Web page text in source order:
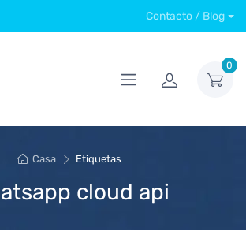
Contacto / Blog
0
Casa Etiquetas
cloud api